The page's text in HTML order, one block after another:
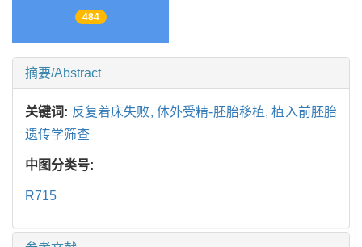
484
摘要/Abstract
关键词: 反复着床失败, 体外受精-胚胎移植,植入前胚胎
遗传学筛查
中图分类号:
R715